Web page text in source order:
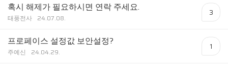
혹시 해제가 필요하시면 연락 주세요.
태풍전사 24.07.08.
3
프로페이스 설정값 보안설정?
주예신 24.04.29.
1